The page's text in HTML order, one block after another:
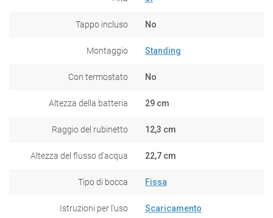
Tappo incluso No
Montaggio Standing
Con termostato No
Altezza della batteria 29 cm
Raggio del rubinetto 12,3 cm
Altezza del flusso d'acqua 22,7 cm
Tipo di bocca Fissa
Istruzioni per l'uso Scaricamento